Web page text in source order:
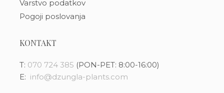
Varstvo podatkov
Pogoji poslovanja
KONTAKT
T: 070 724 385 (PON-PET: 8:00-16:00)
E: info@dzungla-plants.com